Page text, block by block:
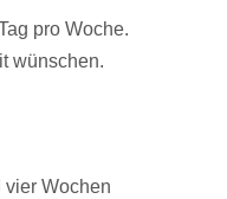
pro Woche.
wünschen.
vier Wochen